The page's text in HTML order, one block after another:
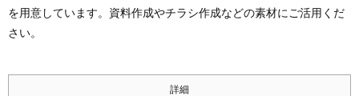
を用意しています。資料作成やチラシ作成などの素材にご活用くだ
さい。
詳細